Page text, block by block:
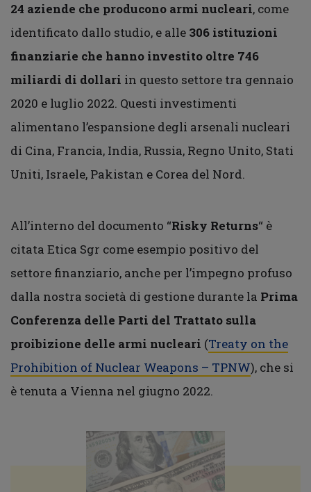
24 aziende che producono armi nucleari, come
identificato dallo studio, e alle 306 istituzioni
finanziarie che hanno investito oltre 746
miliardi di dollari in questo settore tra gennaio
2020 e luglio 2022. Questi investimenti
alimentano l’espansione degli arsenali nucleari
di Cina, Francia, India, Russia, Regno Unito, Stati
Uniti, Israele, Pakistan e Corea del Nord.
All’interno del documento “Risky Returns“ è
citata Etica Sgr come esempio positivo del
settore finanziario, anche per l’impegno profuso
dalla nostra società di gestione durante la Prima
Conferenza delle Parti del Trattato sulla
proibizione delle armi nucleari (Treaty on the
Prohibition of Nuclear Weapons – TPNW), che si
è tenuta a Vienna nel giugno 2022.